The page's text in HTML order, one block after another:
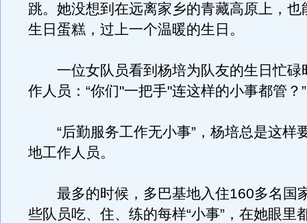
跳。她没想到在远离家乡的青藏高原上，也
生日蛋糕，过上一个温暖的生日。
一位女队员看到杨培为队友的生日忙碌
作人员：“你们"一把手"连这样的小事都管？”
“后勤服务工作无小事”，杨培总是这样
地工作人员。
最多的时候，多巴基地入住160多名国
些队员吃、住、练的每样“小事”，在她眼里